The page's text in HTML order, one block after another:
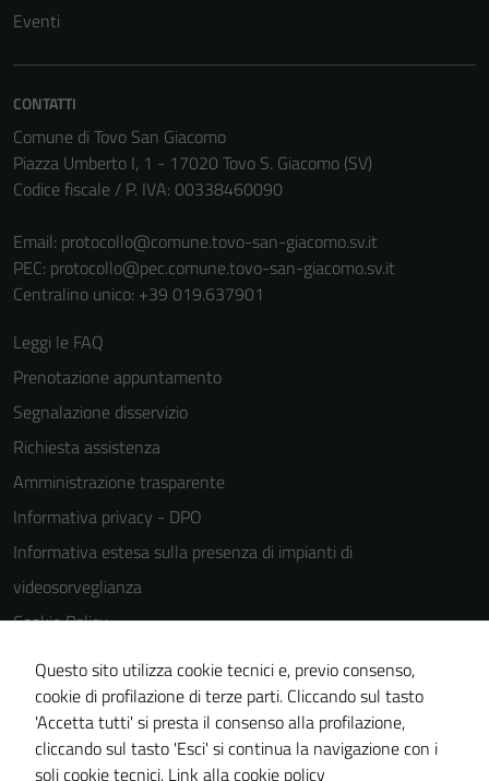
Eventi
CONTATTI
Comune di Tovo San Giacomo
Piazza Umberto I, 1 - 17020 Tovo S. Giacomo (SV)
Codice fiscale / P. IVA: 00338460090
Email: protocollo@comune.tovo-san-giacomo.sv.it
PEC: protocollo@pec.comune.tovo-san-giacomo.sv.it
Centralino unico: +39 019.637901
Leggi le FAQ
Prenotazione appuntamento
Segnalazione disservizio
Richiesta assistenza
Amministrazione trasparente
Informativa privacy - DPO
Informativa estesa sulla presenza di impianti di
videosorveglianza
Cookie Policy
Note legali
Dichiarazione di accessibilità
Piano di miglioramento del sito
Statistiche sito web
Questo sito utilizza cookie tecnici e, previo consenso,
cookie di profilazione di terze parti. Cliccando sul tasto
'Accetta tutti' si presta il consenso alla profilazione,
cliccando sul tasto 'Esci' si continua la navigazione con i
soli cookie tecnici. Link alla cookie policy
disabilitati.
Questi cookie
informazioni
personali.